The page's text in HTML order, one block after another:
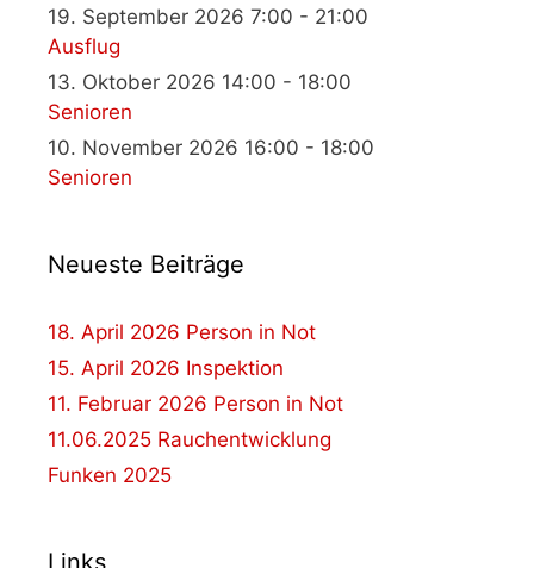
19. September 2026 7:00 - 21:00
Ausflug
13. Oktober 2026 14:00 - 18:00
Senioren
10. November 2026 16:00 - 18:00
Senioren
Neueste Beiträge
18. April 2026 Person in Not
15. April 2026 Inspektion
11. Februar 2026 Person in Not
11.06.2025 Rauchentwicklung
Funken 2025
Links